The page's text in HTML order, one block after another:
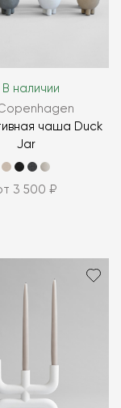
В наличии
чаша Duck
Jar
3 500 ₽